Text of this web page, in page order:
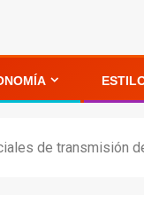
de transmisión